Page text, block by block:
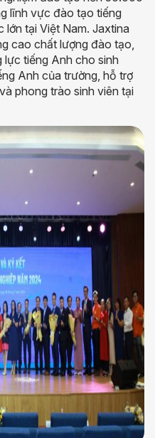
lĩnh vực đào tạo tiếng
tại Việt Nam. Jaxtina
cao chất lượng đào tạo,
lực tiếng Anh cho sinh
Anh của trường, hỗ trợ
phong trào sinh viên tại